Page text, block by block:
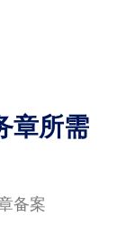
章所需
备案